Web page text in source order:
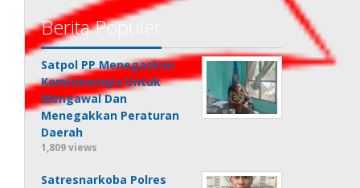
Berita Populer
Satpol PP Menegaskan
Komitmennya Untuk
Mengawal Dan
Menegakkan Peraturan
Daerah
1,809 views
Satresnarkoba Polres